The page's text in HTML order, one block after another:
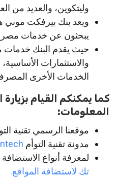
وليتكوين، والعديد من
ويعد بنك بيرفكت موني
يبحثون عن خدمات
حيث يقدم البنك خدمات
والاستثمارات
الخدمات الأخرى
كما يمكنكم القيام بزيارة
المعلومات:
موقعنا الرسمي تقنية
مدونة تقنية التوأم
لمعرفة أنواع
تك لاستضافة المواقع.